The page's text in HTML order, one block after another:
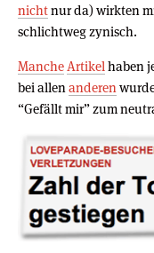
nichtnur da) wirkten
schlichtweg zynisch.
Manche Artikel haben
bei allen anderen
“Gefällt mir” zum